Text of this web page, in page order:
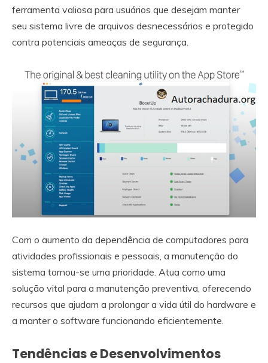
ferramenta valiosa para usuários que desejam manter
seu sistema livre de arquivos desnecessários e protegido
contra potenciais ameaças de segurança.
Com o aumento da dependência de computadores para
atividades profissionais e pessoais, a manutenção do
sistema tornou-se uma prioridade. Atua como uma
solução vital para a manutenção preventiva, oferecendo
recursos que ajudam a prolongar a vida útil do hardware e
a manter o software funcionando eficientemente.
Tendências e Desenvolvimentos